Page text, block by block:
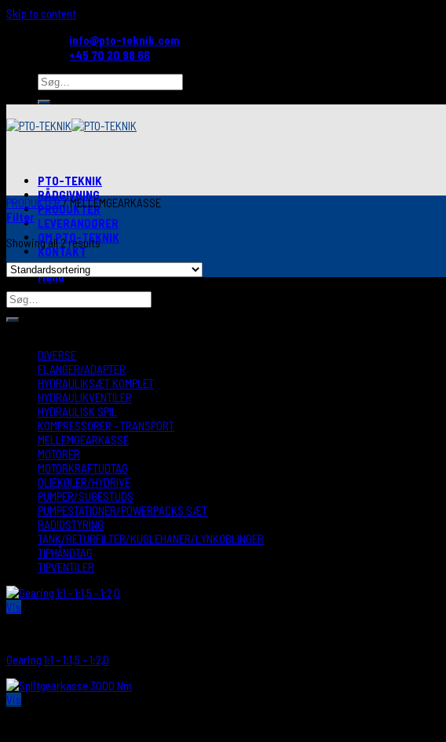
Skip to content
info@pto-teknik.com
+45 70 20 98 66
PTO-TEKNIK
RÅDGIVNING
PRODUKTER
LEVERANDØRER
OM PTO-TEKNIK
KONTAKT
Menu
PRODUKTER/MELLEMGEARKASSE
Filter
Showing all 2 results
Søg efter produkter
DIVERSE
FLANGER/ADAPTER
HYDRAULIKSÆT KOMPLET
HYDRAULIKVENTILER
HYDRAULISK SPIL
KOMPRESSORER - TRANSPORT
MELLEMGEARKASSE
MOTORER
MOTORKRAFTUDTAG
OLIEKØLER/HYDRIVE
PUMPER/SUGESTUDS
PUMPESTATIONER/POWERPACKS SÆT
RADIOSTYRING
TANK/RETURFILTER/KUGLEHANER/LYNKOBLINGER
TIPHÅNDTAG
TIPVENTILER
Vis
Gearing 1:1 – 1:1,5 – 1:2,0
Vis